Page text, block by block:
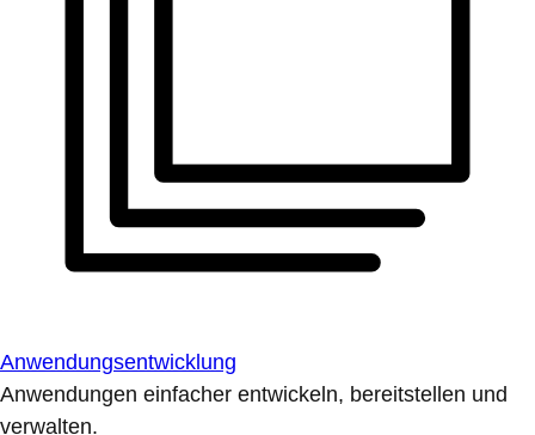
Anwendungsentwicklung
Anwendungen einfacher entwickeln, bereitstellen und
verwalten.